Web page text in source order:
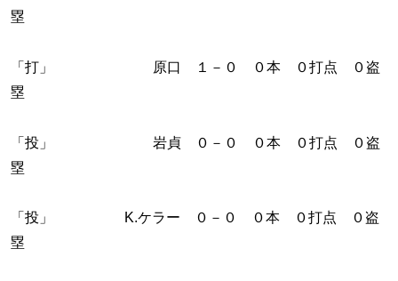
塁
「打」 原口 １－０ ０本 ０打点 ０盗
塁
「投」 岩貞 ０－０ ０本 ０打点 ０盗
塁
「投」 K.ケラー ０－０ ０本 ０打点 ０盗
塁